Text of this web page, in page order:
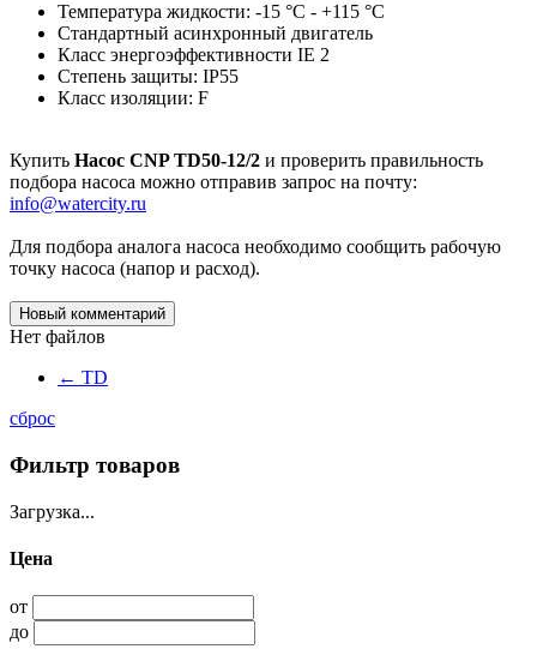
Температура жидкости: -15 °С - +115 °С
Стандартный асинхронный двигатель
Класс энергоэффективности IE 2
Степень защиты: IP55
Класс изоляции: F
Купить Насос CNP TD50-12/2 и проверить правильность
подбора насоса можно отправив запрос на почту:
info@watercity.ru
Для подбора аналога насоса необходимо сообщить рабочую
точку насоса (напор и расход).
Новый комментарий
Нет файлов
← TD
сброс
Фильтр товаров
Загрузка...
Цена
от
до